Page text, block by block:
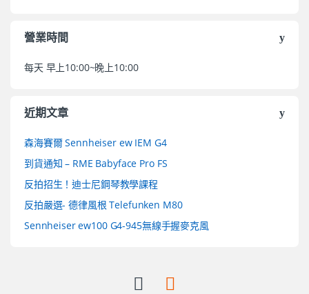
營業時間
每天 早上10:00~晚上10:00
近期文章
森海賽爾 Sennheiser ew IEM G4
到貨通知 – RME Babyface Pro FS
反拍招生！迪士尼鋼琴教學課程
反拍嚴選- 德律風根 Telefunken M80
Sennheiser ew100 G4-945無線手握麥克風